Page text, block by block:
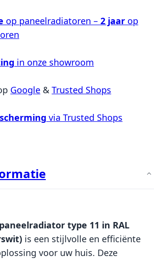
op paneelradiatoren – 2 jaar op
in onze showroom
Google & Trusted Shops
via Trusted Shops
type 11 in RAL
is een stijlvolle en efficiënte
voor uw huis. Deze